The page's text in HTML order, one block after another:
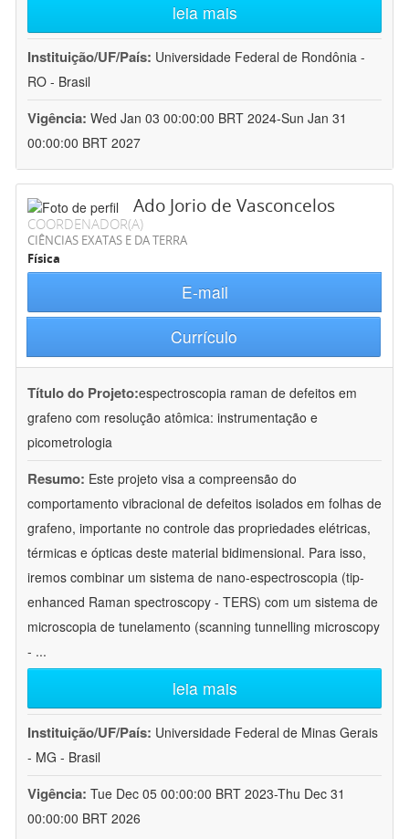
leia mais
Instituição/UF/País: Universidade Federal de Rondônia -
RO - Brasil
Vigência: Wed Jan 03 00:00:00 BRT 2024-Sun Jan 31
00:00:00 BRT 2027
Ado Jorio de Vasconcelos
COORDENADOR(A)
CIÊNCIAS EXATAS E DA TERRA
Física
E-mail
Currículo
Título do Projeto:espectroscopia raman de defeitos em
grafeno com resolução atômica: instrumentação e
picometrologia
Resumo: Este projeto visa a compreensão do
comportamento vibracional de defeitos isolados em folhas de
grafeno, importante no controle das propriedades elétricas,
térmicas e ópticas deste material bidimensional. Para isso,
iremos combinar um sistema de nano-espectroscopia (tip-
enhanced Raman spectroscopy - TERS) com um sistema de
microscopia de tunelamento (scanning tunnelling microscopy
- ...
leia mais
Instituição/UF/País: Universidade Federal de Minas Gerais
- MG - Brasil
Vigência: Tue Dec 05 00:00:00 BRT 2023-Thu Dec 31
00:00:00 BRT 2026